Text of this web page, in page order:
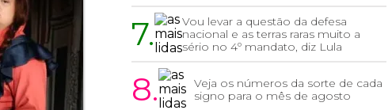
7.
Vou levar a questão da defesa
nacional e as terras raras muito a
sério no 4º mandato, diz Lula
8.
Veja os números da sorte de cada
signo para o mês de agosto